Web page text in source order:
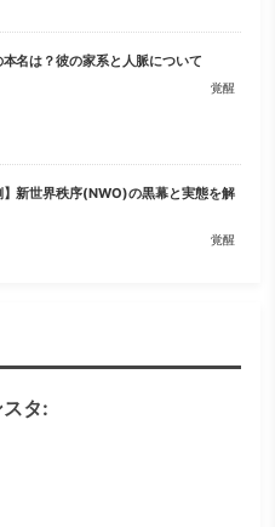
本名は？彼の家系と人脈について
覚醒
】新世界秩序(NWO)の黒幕と実態を解
覚醒
タ: